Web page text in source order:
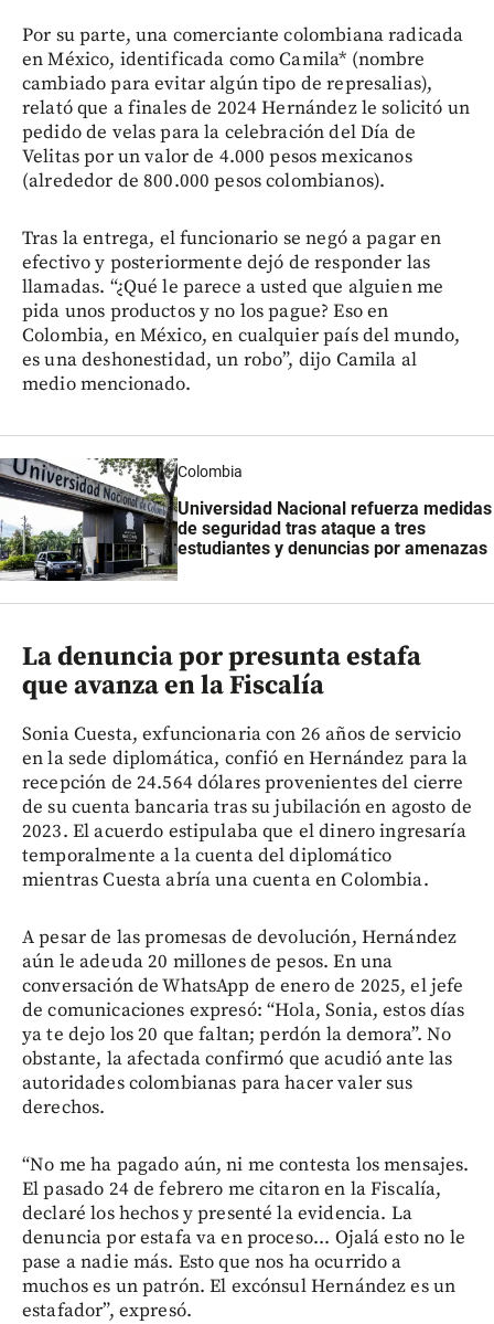
Por su parte, una comerciante colombiana radicada
en México, identificada como Camila* (nombre
cambiado para evitar algún tipo de represalias),
relató que a finales de 2024 Hernández le solicitó un
pedido de velas para la celebración del Día de
Velitas por un valor de 4.000 pesos mexicanos
(alrededor de 800.000 pesos colombianos).
Tras la entrega, el funcionario se negó a pagar en
efectivo y posteriormente dejó de responder las
llamadas. “¿Qué le parece a usted que alguien me
pida unos productos y no los pague? Eso en
Colombia, en México, en cualquier país del mundo,
es una deshonestidad, un robo”, dijo Camila al
medio mencionado.
Colombia
Universidad Nacional refuerza medidas
de seguridad tras ataque a tres
estudiantes y denuncias por amenazas
La denuncia por presunta estafa
que avanza en la Fiscalía
Sonia Cuesta, exfuncionaria con 26 años de servicio
en la sede diplomática, confió en Hernández para la
recepción de 24.564 dólares provenientes del cierre
de su cuenta bancaria tras su jubilación en agosto de
2023. El acuerdo estipulaba que el dinero ingresaría
temporalmente a la cuenta del diplomático
mientras Cuesta abría una cuenta en Colombia.
A pesar de las promesas de devolución, Hernández
aún le adeuda 20 millones de pesos. En una
conversación de WhatsApp de enero de 2025, el jefe
de comunicaciones expresó: “Hola, Sonia, estos días
ya te dejo los 20 que faltan; perdón la demora”. No
obstante, la afectada confirmó que acudió ante las
autoridades colombianas para hacer valer sus
derechos.
“No me ha pagado aún, ni me contesta los mensajes.
El pasado 24 de febrero me citaron en la Fiscalía,
declaré los hechos y presenté la evidencia. La
denuncia por estafa va en proceso... Ojalá esto no le
pase a nadie más. Esto que nos ha ocurrido a
muchos es un patrón. El excónsul Hernández es un
estafador”, expresó.